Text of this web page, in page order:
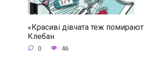
«Красиві дівчата теж
Клебан
0 46